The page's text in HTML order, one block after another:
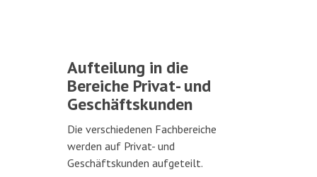
Aufteilung in die
Bereiche Privat- und
Geschäftskunden
Die verschiedenen Fachbereiche
werden auf Privat- und
Geschäftskunden aufgeteilt.